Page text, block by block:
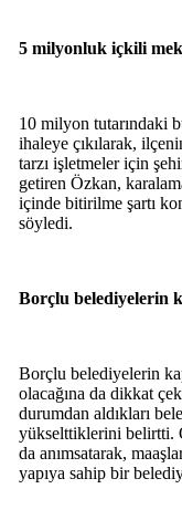
5 milyonluk içkili
10 milyon tutarındaki
ihaleye çıkılarak,
tarzı işletmeler için
getiren Özkan,
içinde bitirilme şartı
söyledi.
Borçlu belediyelerin
Borçlu belediyelerin
olacağına da dikkat
durumdan aldıkları
yükselttiklerini belirtti.
da anımsatarak,
yapıya sahip bir